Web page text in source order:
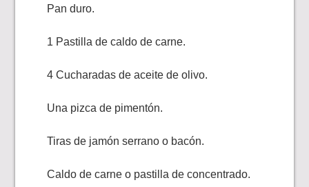
Pan duro.
1 Pastilla de caldo de carne.
4 Cucharadas de aceite de olivo.
Una pizca de pimentón.
Tiras de jamón serrano o bacón.
Caldo de carne o pastilla de concentrado.